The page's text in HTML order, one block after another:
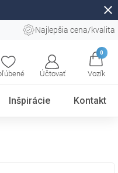
close
Najlepšia cena/kvalita
Účtovať
0
Vozík
Inšpirácie Kontakt